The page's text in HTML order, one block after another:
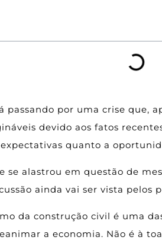
passando por uma crise que,
devido aos fatos
quanto a
se alastrou em questão de
ainda vai ser vista pelos
da construção civil é uma
a economia. Não é à